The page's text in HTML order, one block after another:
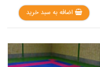
اضافه به سبد خرید